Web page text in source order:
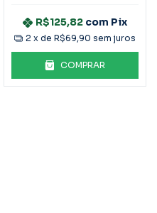
R$125,82 com Pix
2 x de R$69,90 sem juros
COMPRAR